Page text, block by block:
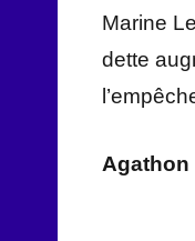
Marine
dette
Agathon